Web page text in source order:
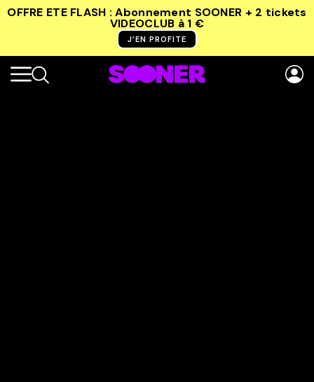
OFFRE ETE FLASH : Abonnement SOONER + 2 tickets
VIDEOCLUB à 1 €
J’EN PROFITE